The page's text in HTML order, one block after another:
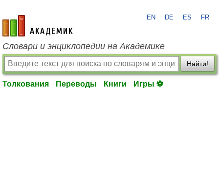
academic.ru
EN DE ES FR
Словари и энциклопедии на Академике
Найти!
Толкования Переводы Книги Игры ⚽